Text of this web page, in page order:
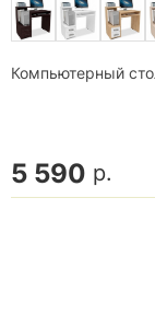
Компьютерный
5 590 р.